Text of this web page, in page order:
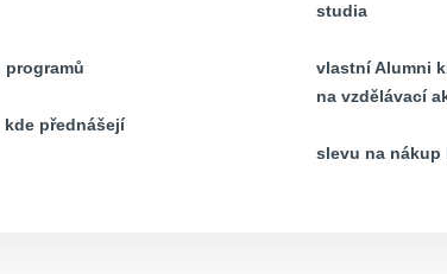
přednášejí
studia
vlastní Alumni
na vzdělávací
slevu na